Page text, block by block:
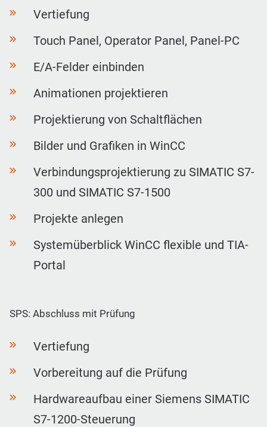
Vertiefung
Touch Panel, Operator Panel, Panel-PC
E/A-Felder einbinden
Animationen projektieren
Projektierung von Schaltflächen
Bilder und Grafiken in WinCC
Verbindungsprojektierung zu SIMATIC S7-
300 und SIMATIC S7-1500
Projekte anlegen
Systemüberblick WinCC flexible und TIA-
Portal
SPS: Abschluss mit Prüfung
Vertiefung
Vorbereitung auf die Prüfung
Hardwareaufbau einer Siemens SIMATIC
S7-1200-Steuerung